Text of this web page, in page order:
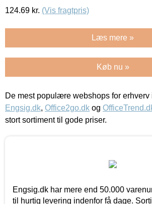
124.69 kr. (Vis fragtpris)
Læs mere »
Køb nu »
De mest populære webshops for
Engsig.dk, Office2go.dk og
stort sortiment til gode priser.
Engsig.dk har mere end 50.000
til hurtig levering indenfor få dage.